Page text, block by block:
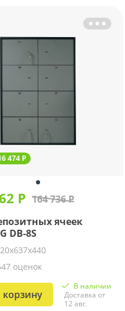
474 Р
Р 164 736 Р
ячеек
DB-8S
оценок
корзину
В наличии
Доставка от
12 авг.